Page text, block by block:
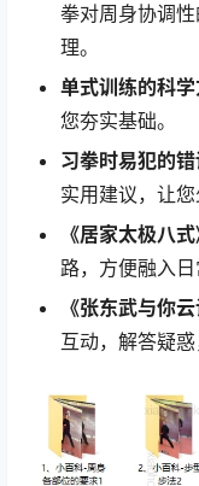
拳对周身协调
理。
单式训练的科
您夯实基础。
习拳时易犯的
实用建议，让您
《居家太极八
路，方便融入日
《张东武与你
互动，解答疑惑